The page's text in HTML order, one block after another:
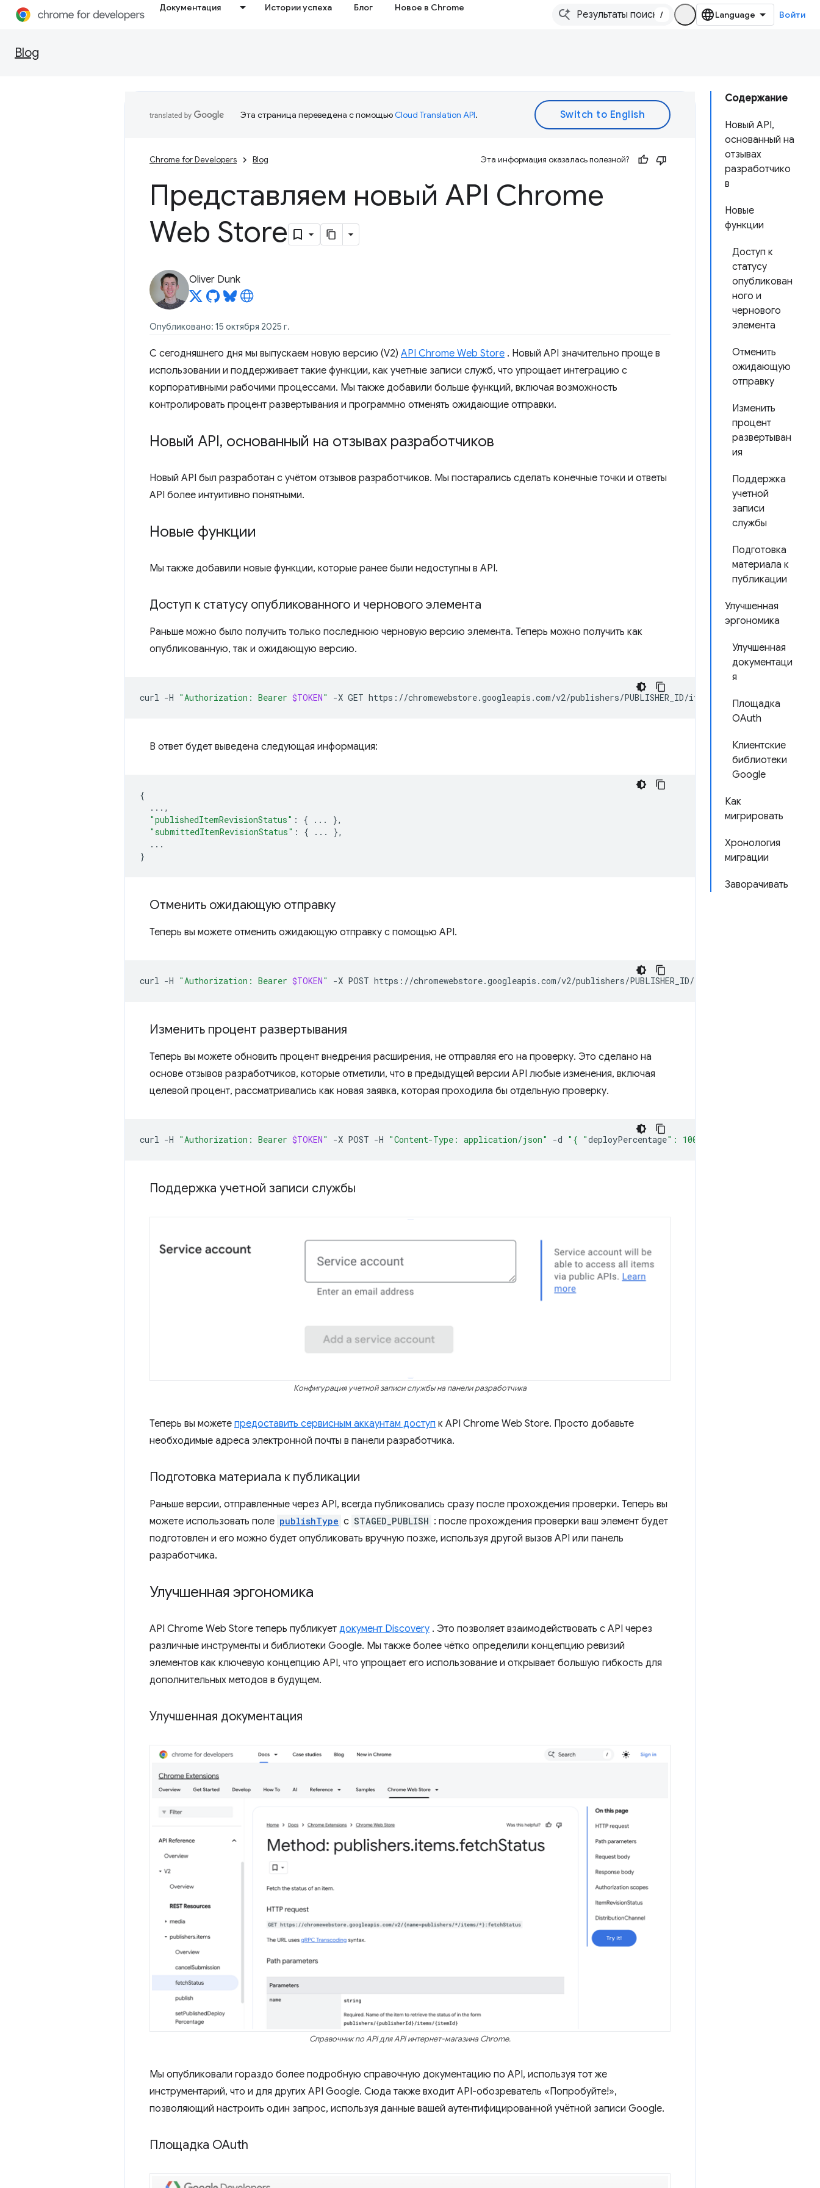
Документация Истории успеха Блог Новое в Chrome
/ Войти
Blog
Содержание
Новый API,
основанный на
отзывах
разработчико
в
Новые
функции
Доступ к
статусу
опубликован
ного и
чернового
элемента
Отменить
ожидающую
отправку
Изменить
процент
развертыван
ия
Поддержка
учетной
записи
службы
Подготовка
материала к
публикации
Улучшенная
эргономика
Улучшенная
документаци
я
Площадка
OAuth
Клиентские
библиотеки
Google
Как
мигрировать
Хронология
миграции
Заворачивать
Эта страница переведена с помощьюCloud Translation API.
Chrome for Developers Blog Эта информация оказалась полезной?
Представляем новый API Chrome
Web Store
Oliver Dunk
Опубликовано: 15 октября 2025 г.
С сегодняшнего дня мы выпускаем новую версию (V2) API Chrome Web Store . Новый API значительно проще в
использовании и поддерживает такие функции, как учетные записи служб, что упрощает интеграцию с
корпоративными рабочими процессами. Мы также добавили больше функций, включая возможность
контролировать процент развертывания и программно отменять ожидающие отправки.
Новый API, основанный на отзывах разработчиков
Новый API был разработан с учётом отзывов разработчиков. Мы постарались сделать конечные точки и ответы
API более интуитивно понятными.
Новые функции
Мы также добавили новые функции, которые ранее были недоступны в API.
Доступ к статусу опубликованного и чернового элемента
Раньше можно было получить только последнюю черновую версию элемента. Теперь можно получить как
опубликованную, так и ожидающую версию.
curl -H "Authorization: Bearer $TOKEN" -X GET
В ответ будет выведена следующая информация:
{
...,
"publishedItemRevisionStatus" : { ...
},
"submittedItemRevisionStatus" : { ...
},
...
}
Отменить ожидающую отправку
Теперь вы можете отменить ожидающую отправку с помощью API.
curl -H "Authorization: Bearer $TOKEN" -X POST
Изменить процент развертывания
Теперь вы можете обновить процент внедрения расширения, не отправляя его на проверку. Это сделано на
основе отзывов разработчиков, которые отметили, что в предыдущей версии API любые изменения, включая
целевой процент, рассматривались как новая заявка, которая проходила бы отдельную проверку.
curl -H "Authorization: Bearer $TOKEN" -X POST -H "Content-Type: application/json" -d "{ "deployPercentage": 100 }"
Поддержка учетной записи службы
Конфигурация учетной записи службы на панели разработчика
Теперь вы можете предоставить сервисным аккаунтам доступ к API Chrome Web Store. Просто добавьте
необходимые адреса электронной почты в панели разработчика.
Подготовка материала к публикации
Раньше версии, отправленные через API, всегда публиковались сразу после прохождения проверки. Теперь вы
можете использовать поле publishType с STAGED_PUBLISH : после прохождения проверки ваш элемент будет
подготовлен и его можно будет опубликовать вручную позже, используя другой вызов API или панель
разработчика.
Улучшенная эргономика
API Chrome Web Store теперь публикует документ Discovery . Это позволяет взаимодействовать с API через
различные инструменты и библиотеки Google. Мы также более чётко определили концепцию ревизий
элементов как ключевую концепцию API, что упрощает его использование и открывает большую гибкость для
дополнительных методов в будущем.
Улучшенная документация
Справочник по API для API интернет-магазина Chrome.
Мы опубликовали гораздо более подробную справочную документацию по API, используя тот же
инструментарий, что и для других API Google. Сюда также входит API-обозреватель «Попробуйте!»,
позволяющий настроить один запрос, используя данные вашей аутентифицированной учётной записи Google.
Площадка OAuth